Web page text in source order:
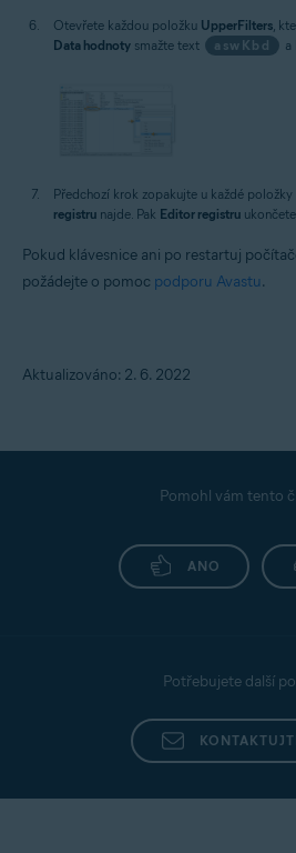
Otevřete každou položku UpperFilters ,
Data hodnoty smažte text aswKbd a
Předchozí krok zopakujte u každé položky
registru najde. Pak Editor registru
Pokud klávesnice ani po restartuj
požádejte o pomoc podporu Avastu.
Aktualizováno: 2. 6. 2022
Pomohl vám tento
ANO
Potřebujete další